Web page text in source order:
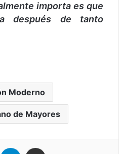
importa es que
después de tanto
Moderno
de Mayores
Telegram